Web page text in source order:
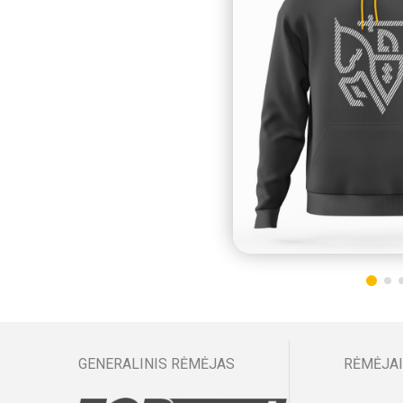
GENERALINIS RĖMĖJAS RĖMĖJAI